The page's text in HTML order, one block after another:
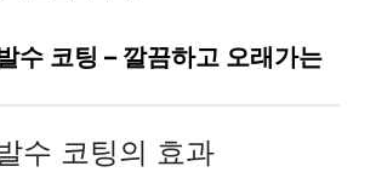
수 코팅 – 깔끔하고 오래가는
수 코팅의 효과